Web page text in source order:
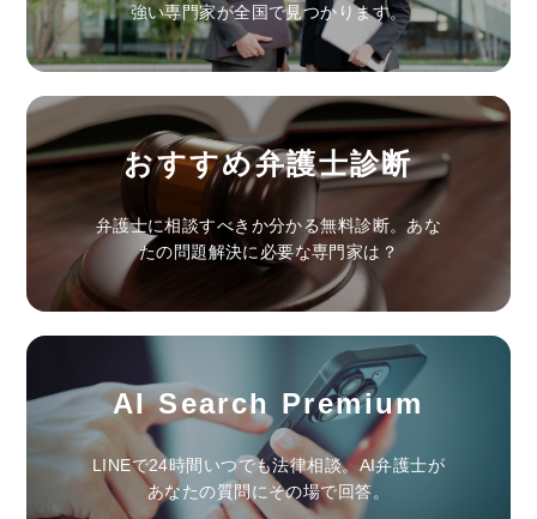
強い専門家が全国で見つかります。
おすすめ弁護士診断
弁護士に相談すべきか分かる無料診断。あな
たの問題解決に必要な専門家は？
AI Search Premium
LINEで24時間いつでも法律相談。AI弁護士が
あなたの質問にその場で回答。